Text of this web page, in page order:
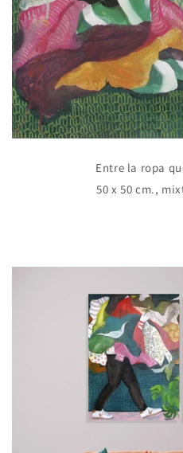
Entre la ropa
50 x 50 cm.,